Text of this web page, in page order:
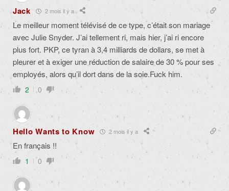
Jack 2 mois il y a
Le meilleur moment télévisé de ce type, c’était son mariage
avec Julie Snyder. J’ai tellement ri, mais hier, j’ai ri encore
plus fort. PKP, ce tyran à 3,4 milliards de dollars, se met à
pleurer et à exiger une réduction de salaire de 30 % pour ses
employés, alors qu’il dort dans de la soie.Fuck him.
2 0
Hello Wants to Know 2 mois il y a
En français !!
1 0